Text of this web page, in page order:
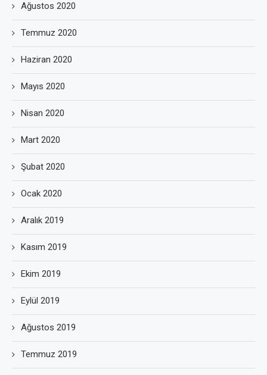
Ağustos 2020
Temmuz 2020
Haziran 2020
Mayıs 2020
Nisan 2020
Mart 2020
Şubat 2020
Ocak 2020
Aralık 2019
Kasım 2019
Ekim 2019
Eylül 2019
Ağustos 2019
Temmuz 2019